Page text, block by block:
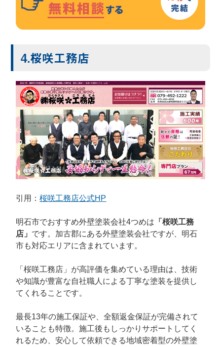
4.桜咲工務店
引用：桜咲工務店公式HP
明石市でおすすめ外壁塗装会社4つめは 「桜咲工務
店」 です。加古郡にある外壁塗装会社ですが、明石
市も対応エリアに含まれています。
「桜咲工務店」が高評価を集めている理由は、技術
や知識が豊富な自社職人による丁寧な塗装を提供し
てくれることです。
最長13年の施工保証や、全額返金保証が完備されて
いることも特徴。施工後もしっかりサポートしてく
れるため、安心して依頼できる地域密着型の外壁塗